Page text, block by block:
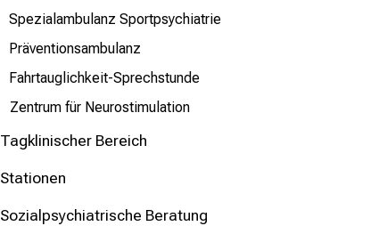
Spezialambulanz Sportpsychiatrie
Präventionsambulanz
Fahrtauglichkeit-Sprechstunde
Zentrum für Neurostimulation
Tagklinischer Bereich
Stationen
Sozialpsychiatrische Beratung